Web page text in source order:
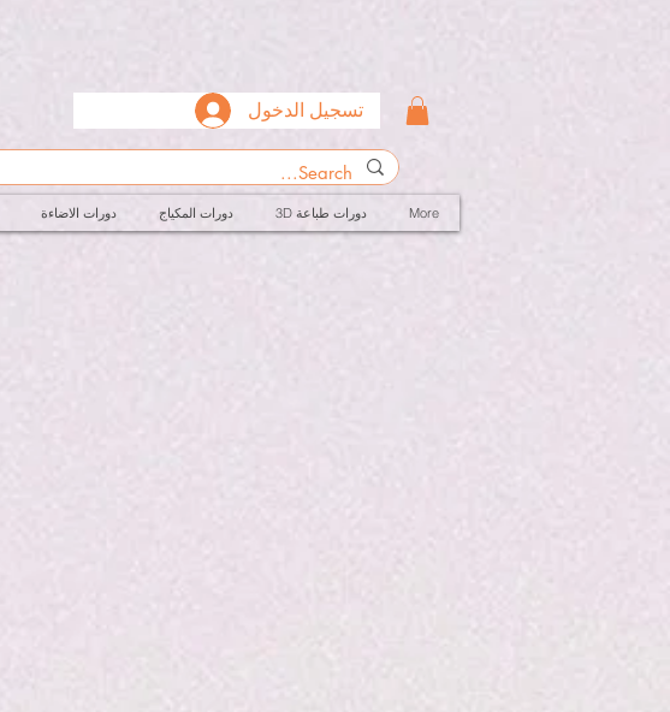
تسجيل الدخول
دورات الاضاءة دورات المكياج 3D دورات طباعة More